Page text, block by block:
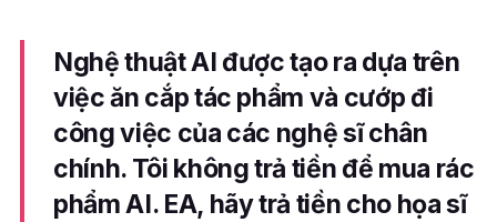
Nghệ thuật AI được tạo ra dựa trên
việc ăn cắp tác phẩm và cướp đi
công việc của các nghệ sĩ chân
chính. Tôi không trả tiền để mua rác
phẩm AI. EA, hãy trả tiền cho họa sĩ